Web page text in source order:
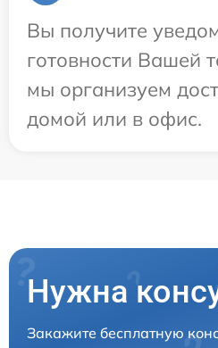
Вы получите
готовности Вашей
мы организуем
домой или в офис.
Нужна
Закажите бесплатную